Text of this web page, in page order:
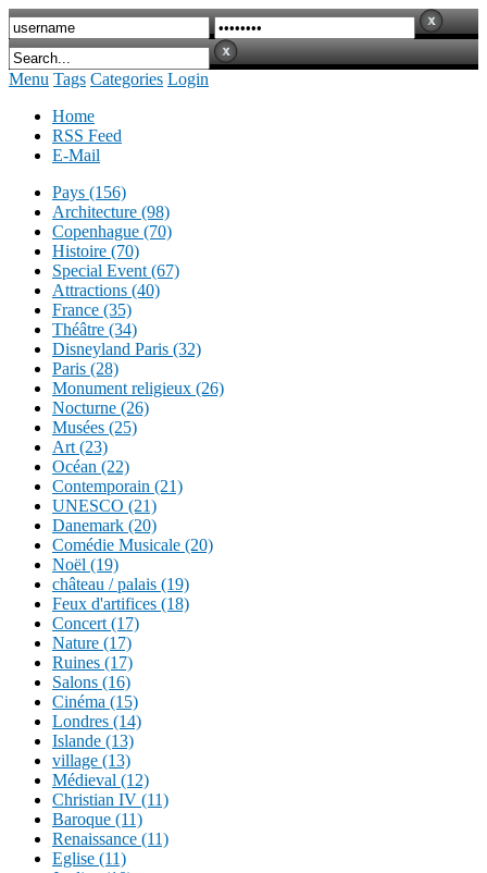
Menu Tags Categories Login
Home
RSS Feed
E-Mail
Pays (156)
Architecture (98)
Copenhague (70)
Histoire (70)
Special Event (67)
Attractions (40)
France (35)
Théâtre (34)
Disneyland Paris (32)
Paris (28)
Monument religieux (26)
Nocturne (26)
Musées (25)
Art (23)
Océan (22)
Contemporain (21)
UNESCO (21)
Danemark (20)
Comédie Musicale (20)
Noël (19)
château / palais (19)
Feux d'artifices (18)
Concert (17)
Nature (17)
Ruines (17)
Salons (16)
Cinéma (15)
Londres (14)
Islande (13)
village (13)
Médieval (12)
Christian IV (11)
Baroque (11)
Renaissance (11)
Eglise (11)